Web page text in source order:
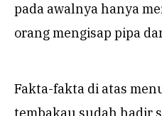
pada awalnya hanya
orang mengisap pipa
Fakta-fakta di atas